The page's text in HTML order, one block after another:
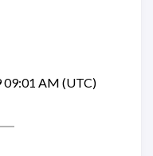
09:01 AM (UTC)